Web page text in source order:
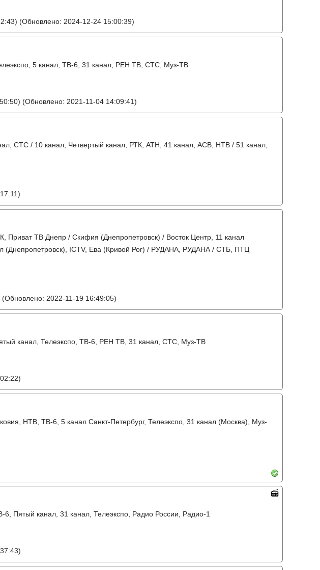
(Обновлено: 2024-12-24 15:00:39)
5 канал, ТВ-6, 31 канал, РЕН ТВ, СТС, Муз-ТВ
(Обновлено: 2021-11-04 14:09:41)
СТС / 10 канал, Четвертый канал, РТК, АТН, 41 канал, АСВ, НТВ / 51 канал,
Приват ТВ Днепр / Скифия (Днепропетровск) / Восток Центр, 11 канал
(Днепропетровск), ICTV, Ева (Кривой Рог) / РУДАНА, РУДАНА / СТБ, ПТЦ
(Обновлено: 2022-11-19 16:49:05)
канал, Телеэкспо, ТВ-6, РЕН ТВ, 31 канал, СТС, Муз-ТВ
НТВ, ТВ-6, 5 канал Санкт-Петербург, Телеэкспо, 31 канал (Москва), Муз-
Пятый канал, 31 канал, Телеэкспо, Радио России, Радио-1